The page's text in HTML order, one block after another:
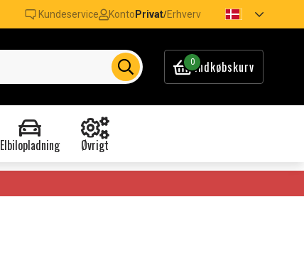
Kundeservice Konto Privat/Erhverv
0Indkøbskurv
Elbilopladning Øvrigt